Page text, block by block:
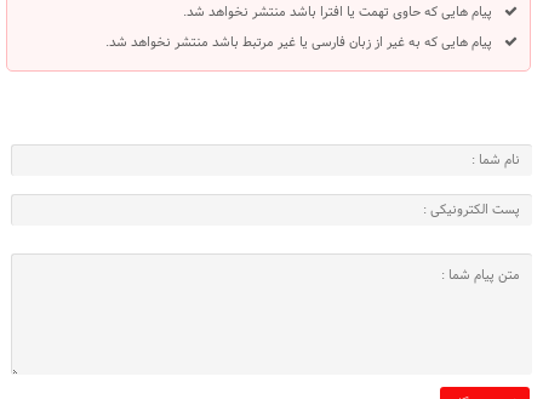
پیام هایی که حاوی تهمت یا افترا باشد منتشر نخواهد شد.
پیام هایی که به غیر از زبان فارسی یا غیر مرتبط باشد منتشر نخواهد شد.